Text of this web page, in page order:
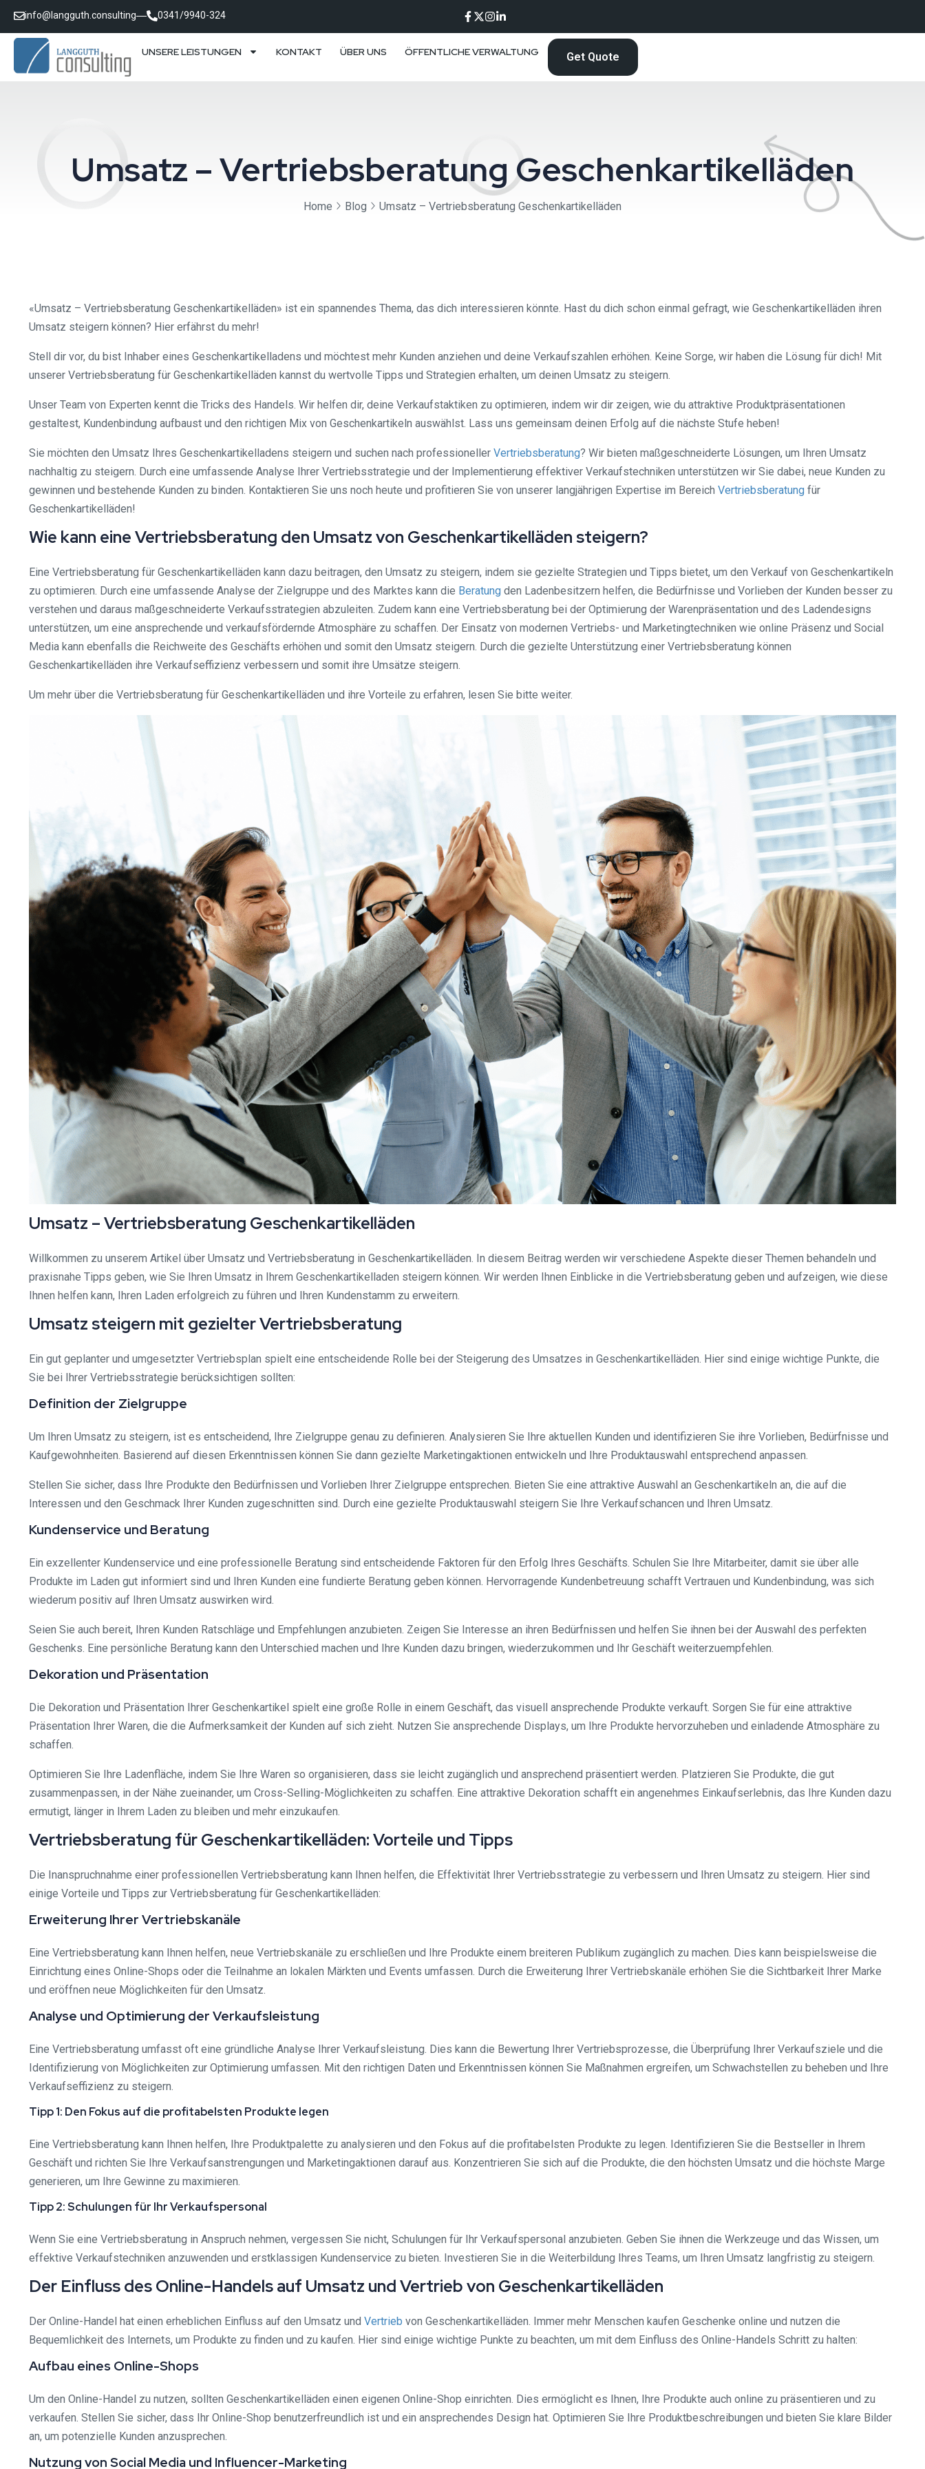
info@langguth.consulting 0341/9940-324
UNSERE LEISTUNGEN KONTAKT ÜBER UNS ÖFFENTLICHE VERWALTUNG Get Quote
Umsatz – Vertriebsberatung Geschenkartikelläden
Home Blog Umsatz – Vertriebsberatung Geschenkartikelläden
«Umsatz – Vertriebsberatung Geschenkartikelläden» ist ein spannendes Thema, das dich interessieren könnte. Hast du dich schon einmal gefragt, wie Geschenkartikelläden ihren
Umsatz steigern können? Hier erfährst du mehr!
Stell dir vor, du bist Inhaber eines Geschenkartikelladens und möchtest mehr Kunden anziehen und deine Verkaufszahlen erhöhen. Keine Sorge, wir haben die Lösung für dich! Mit
unserer Vertriebsberatung für Geschenkartikelläden kannst du wertvolle Tipps und Strategien erhalten, um deinen Umsatz zu steigern.
Unser Team von Experten kennt die Tricks des Handels. Wir helfen dir, deine Verkaufstaktiken zu optimieren, indem wir dir zeigen, wie du attraktive Produktpräsentationen
gestaltest, Kundenbindung aufbaust und den richtigen Mix von Geschenkartikeln auswählst. Lass uns gemeinsam deinen Erfolg auf die nächste Stufe heben!
Sie möchten den Umsatz Ihres Geschenkartikelladens steigern und suchen nach professioneller Vertriebsberatung? Wir bieten maßgeschneiderte Lösungen, um Ihren Umsatz
nachhaltig zu steigern. Durch eine umfassende Analyse Ihrer Vertriebsstrategie und der Implementierung effektiver Verkaufstechniken unterstützen wir Sie dabei, neue Kunden zu
gewinnen und bestehende Kunden zu binden. Kontaktieren Sie uns noch heute und profitieren Sie von unserer langjährigen Expertise im Bereich Vertriebsberatung für
Geschenkartikelläden!
Wie kann eine Vertriebsberatung den Umsatz von Geschenkartikelläden steigern?
Eine Vertriebsberatung für Geschenkartikelläden kann dazu beitragen, den Umsatz zu steigern, indem sie gezielte Strategien und Tipps bietet, um den Verkauf von Geschenkartikeln
zu optimieren. Durch eine umfassende Analyse der Zielgruppe und des Marktes kann die Beratung den Ladenbesitzern helfen, die Bedürfnisse und Vorlieben der Kunden besser zu
verstehen und daraus maßgeschneiderte Verkaufsstrategien abzuleiten. Zudem kann eine Vertriebsberatung bei der Optimierung der Warenpräsentation und des Ladendesigns
unterstützen, um eine ansprechende und verkaufsfördernde Atmosphäre zu schaffen. Der Einsatz von modernen Vertriebs- und Marketingtechniken wie online Präsenz und Social
Media kann ebenfalls die Reichweite des Geschäfts erhöhen und somit den Umsatz steigern. Durch die gezielte Unterstützung einer Vertriebsberatung können
Geschenkartikelläden ihre Verkaufseffizienz verbessern und somit ihre Umsätze steigern.
Um mehr über die Vertriebsberatung für Geschenkartikelläden und ihre Vorteile zu erfahren, lesen Sie bitte weiter.
Umsatz – Vertriebsberatung Geschenkartikelläden
Willkommen zu unserem Artikel über Umsatz und Vertriebsberatung in Geschenkartikelläden. In diesem Beitrag werden wir verschiedene Aspekte dieser Themen behandeln und
praxisnahe Tipps geben, wie Sie Ihren Umsatz in Ihrem Geschenkartikelladen steigern können. Wir werden Ihnen Einblicke in die Vertriebsberatung geben und aufzeigen, wie diese
Ihnen helfen kann, Ihren Laden erfolgreich zu führen und Ihren Kundenstamm zu erweitern.
Umsatz steigern mit gezielter Vertriebsberatung
Ein gut geplanter und umgesetzter Vertriebsplan spielt eine entscheidende Rolle bei der Steigerung des Umsatzes in Geschenkartikelläden. Hier sind einige wichtige Punkte, die
Sie bei Ihrer Vertriebsstrategie berücksichtigen sollten:
Definition der Zielgruppe
Um Ihren Umsatz zu steigern, ist es entscheidend, Ihre Zielgruppe genau zu definieren. Analysieren Sie Ihre aktuellen Kunden und identifizieren Sie ihre Vorlieben, Bedürfnisse und
Kaufgewohnheiten. Basierend auf diesen Erkenntnissen können Sie dann gezielte Marketingaktionen entwickeln und Ihre Produktauswahl entsprechend anpassen.
Stellen Sie sicher, dass Ihre Produkte den Bedürfnissen und Vorlieben Ihrer Zielgruppe entsprechen. Bieten Sie eine attraktive Auswahl an Geschenkartikeln an, die auf die
Interessen und den Geschmack Ihrer Kunden zugeschnitten sind. Durch eine gezielte Produktauswahl steigern Sie Ihre Verkaufschancen und Ihren Umsatz.
Kundenservice und Beratung
Ein exzellenter Kundenservice und eine professionelle Beratung sind entscheidende Faktoren für den Erfolg Ihres Geschäfts. Schulen Sie Ihre Mitarbeiter, damit sie über alle
Produkte im Laden gut informiert sind und Ihren Kunden eine fundierte Beratung geben können. Hervorragende Kundenbetreuung schafft Vertrauen und Kundenbindung, was sich
wiederum positiv auf Ihren Umsatz auswirken wird.
Seien Sie auch bereit, Ihren Kunden Ratschläge und Empfehlungen anzubieten. Zeigen Sie Interesse an ihren Bedürfnissen und helfen Sie ihnen bei der Auswahl des perfekten
Geschenks. Eine persönliche Beratung kann den Unterschied machen und Ihre Kunden dazu bringen, wiederzukommen und Ihr Geschäft weiterzuempfehlen.
Dekoration und Präsentation
Die Dekoration und Präsentation Ihrer Geschenkartikel spielt eine große Rolle in einem Geschäft, das visuell ansprechende Produkte verkauft. Sorgen Sie für eine attraktive
Präsentation Ihrer Waren, die die Aufmerksamkeit der Kunden auf sich zieht. Nutzen Sie ansprechende Displays, um Ihre Produkte hervorzuheben und einladende Atmosphäre zu
schaffen.
Optimieren Sie Ihre Ladenfläche, indem Sie Ihre Waren so organisieren, dass sie leicht zugänglich und ansprechend präsentiert werden. Platzieren Sie Produkte, die gut
zusammenpassen, in der Nähe zueinander, um Cross-Selling-Möglichkeiten zu schaffen. Eine attraktive Dekoration schafft ein angenehmes Einkaufserlebnis, das Ihre Kunden dazu
ermutigt, länger in Ihrem Laden zu bleiben und mehr einzukaufen.
Vertriebsberatung für Geschenkartikelläden: Vorteile und Tipps
Die Inanspruchnahme einer professionellen Vertriebsberatung kann Ihnen helfen, die Effektivität Ihrer Vertriebsstrategie zu verbessern und Ihren Umsatz zu steigern. Hier sind
einige Vorteile und Tipps zur Vertriebsberatung für Geschenkartikelläden:
Erweiterung Ihrer Vertriebskanäle
Eine Vertriebsberatung kann Ihnen helfen, neue Vertriebskanäle zu erschließen und Ihre Produkte einem breiteren Publikum zugänglich zu machen. Dies kann beispielsweise die
Einrichtung eines Online-Shops oder die Teilnahme an lokalen Märkten und Events umfassen. Durch die Erweiterung Ihrer Vertriebskanäle erhöhen Sie die Sichtbarkeit Ihrer Marke
und eröffnen neue Möglichkeiten für den Umsatz.
Analyse und Optimierung der Verkaufsleistung
Eine Vertriebsberatung umfasst oft eine gründliche Analyse Ihrer Verkaufsleistung. Dies kann die Bewertung Ihrer Vertriebsprozesse, die Überprüfung Ihrer Verkaufsziele und die
Identifizierung von Möglichkeiten zur Optimierung umfassen. Mit den richtigen Daten und Erkenntnissen können Sie Maßnahmen ergreifen, um Schwachstellen zu beheben und Ihre
Verkaufseffizienz zu steigern.
Tipp 1: Den Fokus auf die profitabelsten Produkte legen
Eine Vertriebsberatung kann Ihnen helfen, Ihre Produktpalette zu analysieren und den Fokus auf die profitabelsten Produkte zu legen. Identifizieren Sie die Bestseller in Ihrem
Geschäft und richten Sie Ihre Verkaufsanstrengungen und Marketingaktionen darauf aus. Konzentrieren Sie sich auf die Produkte, die den höchsten Umsatz und die höchste Marge
generieren, um Ihre Gewinne zu maximieren.
Tipp 2: Schulungen für Ihr Verkaufspersonal
Wenn Sie eine Vertriebsberatung in Anspruch nehmen, vergessen Sie nicht, Schulungen für Ihr Verkaufspersonal anzubieten. Geben Sie ihnen die Werkzeuge und das Wissen, um
effektive Verkaufstechniken anzuwenden und erstklassigen Kundenservice zu bieten. Investieren Sie in die Weiterbildung Ihres Teams, um Ihren Umsatz langfristig zu steigern.
Der Einfluss des Online-Handels auf Umsatz und Vertrieb von Geschenkartikelläden
Der Online-Handel hat einen erheblichen Einfluss auf den Umsatz und Vertrieb von Geschenkartikelläden. Immer mehr Menschen kaufen Geschenke online und nutzen die
Bequemlichkeit des Internets, um Produkte zu finden und zu kaufen. Hier sind einige wichtige Punkte zu beachten, um mit dem Einfluss des Online-Handels Schritt zu halten:
Aufbau eines Online-Shops
Um den Online-Handel zu nutzen, sollten Geschenkartikelläden einen eigenen Online-Shop einrichten. Dies ermöglicht es Ihnen, Ihre Produkte auch online zu präsentieren und zu
verkaufen. Stellen Sie sicher, dass Ihr Online-Shop benutzerfreundlich ist und ein ansprechendes Design hat. Optimieren Sie Ihre Produktbeschreibungen und bieten Sie klare Bilder
an, um potenzielle Kunden anzusprechen.
Nutzung von Social Media und Influencer-Marketing